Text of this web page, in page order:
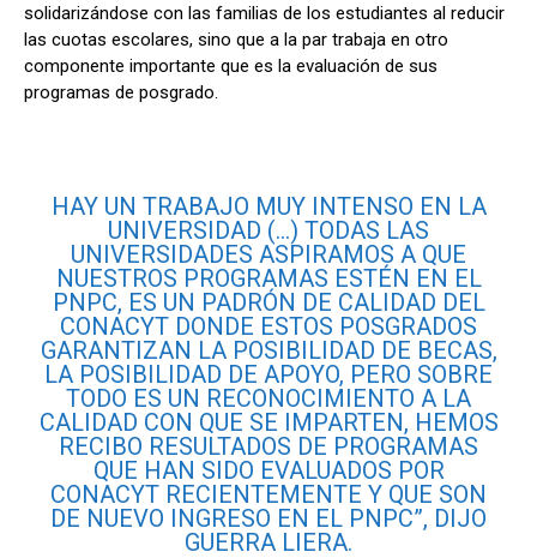
solidarizándose con las familias de los estudiantes al reducir
las cuotas escolares, sino que a la par trabaja en otro
componente importante que es la evaluación de sus
programas de posgrado.
HAY UN TRABAJO MUY INTENSO EN LA
UNIVERSIDAD (…) TODAS LAS
UNIVERSIDADES ASPIRAMOS A QUE
NUESTROS PROGRAMAS ESTÉN EN EL
PNPC, ES UN PADRÓN DE CALIDAD DEL
CONACYT DONDE ESTOS POSGRADOS
GARANTIZAN LA POSIBILIDAD DE BECAS,
LA POSIBILIDAD DE APOYO, PERO SOBRE
TODO ES UN RECONOCIMIENTO A LA
CALIDAD CON QUE SE IMPARTEN, HEMOS
RECIBO RESULTADOS DE PROGRAMAS
QUE HAN SIDO EVALUADOS POR
CONACYT RECIENTEMENTE Y QUE SON
DE NUEVO INGRESO EN EL PNPC”, DIJO
GUERRA LIERA.